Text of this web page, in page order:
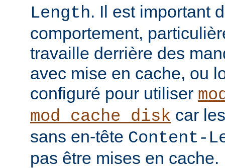
Length. Il est important
comportement,
travaille derrière des
avec mise en cache, ou
configuré pour utiliser
mod_cache_disk car
sans en-tête Content-
pas être mises en cache.